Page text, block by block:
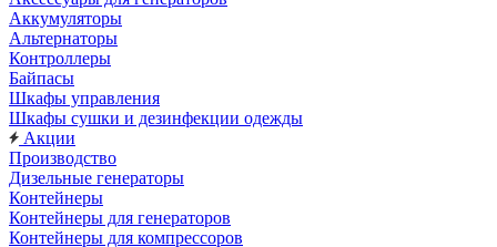
Аккумуляторы
Альтернаторы
Контроллеры
Байпасы
Шкафы управления
Шкафы сушки и дезинфекции одежды
Акции
Производство
Дизельные генераторы
Контейнеры
Контейнеры для генераторов
Контейнеры для компрессоров